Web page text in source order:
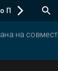
ПО
на